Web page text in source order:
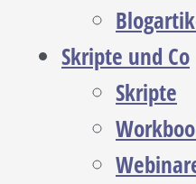
Skripte und Co
Skripte